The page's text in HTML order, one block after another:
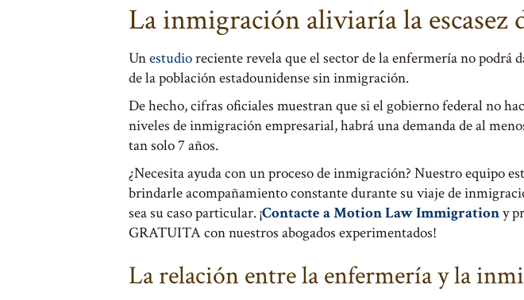
La inmigración aliviaría la escasez
Unestudioreciente revela que el sector de la enfermería no podrá
de la población estadounidense sin inmigración.
De hecho, cifras oficiales muestran que si el gobierno federal no
niveles de inmigración empresarial, habrá una demanda de al
tan solo 7 años.
¿Necesita ayuda con un proceso de inmigración? Nuestro equipo
brindarle acompañamiento constante durante su viaje de
sea su caso particular. ¡Contacte a Motion Law Immigrationy
GRATUITA con nuestros abogados experimentados!
La relación entre la enfermería y la